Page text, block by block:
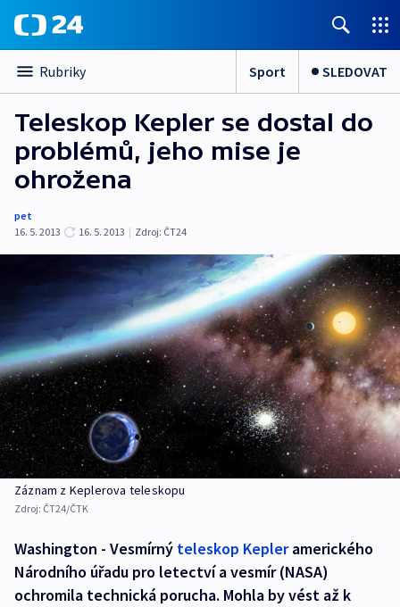
Rubriky Sport SLEDOVAT
Teleskop Kepler se dostal do
problémů, jeho mise je
ohrožena
pet
16. 5. 2013
16. 5. 2013 | Zdroj: ČT24
Záznam z Keplerova teleskopu
Zdroj: ČT24/ČTK
Washington - Vesmírný teleskop Kepleramerického
Národního úřadu pro letectví a vesmír (NASA)
ochromila technická porucha. Mohla by vést až k